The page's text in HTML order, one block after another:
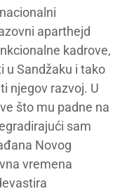
aparthejd
kadrove,
u Sandžaku i tako
njegov razvoj. U
što mu padne na
sam
Novog
vremena